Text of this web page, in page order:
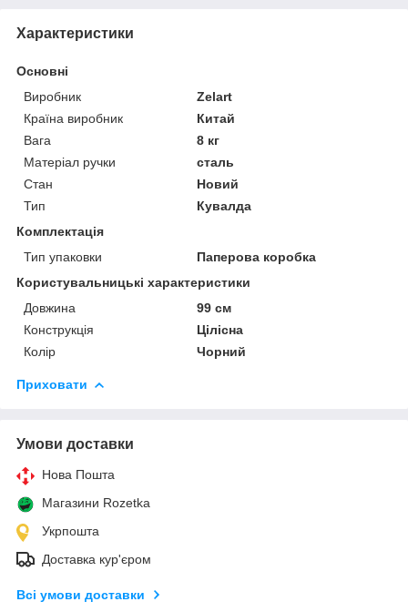
Характеристики
Основні
Виробник
Zelart
Країна виробник
Китай
Вага
8 кг
Матеріал ручки
сталь
Стан
Новий
Тип
Кувалда
Комплектація
Тип упаковки
Паперова коробка
Користувальницькі характеристики
Довжина
99 см
Конструкція
Цілісна
Колір
Чорний
Приховати
Умови доставки
Нова Пошта
Магазини Rozetka
Укрпошта
Доставка кур'єром
Всі умови доставки